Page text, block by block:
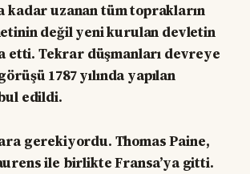
kadar uzanan tüm toprakların
değil yeni kurulan devletin
etti. Tekrar düşmanları devreye
1787 yılında yapılan
edildi.
gerekiyordu. Thomas Paine,
ile birlikte Fransa’ya gitti.